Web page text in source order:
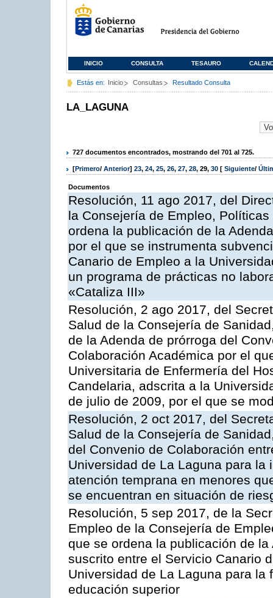
INICIO CONSULTA TESAURO
Estás en: Inicio Consultas Resultado Consulta
LA_LAGUNA
727 documentos encontrados, mostrando del 701 al 725.
[Primero/ Anterior] 23, 24, 25, 26, 27, 28, 29, 30 [ Siguiente/
Documentos
Resolución, 11 ago 2017, del
la Consejería de Empleo,
ordena la publicación de la
por el que se instrumenta
Canario de Empleo a la
un programa de prácticas no
«Cataliza III»
Resolución, 2 ago 2017, del
Salud de la Consejería de
de la Adenda de prórroga del
Colaboración Académica por el
Universitaria de Enfermería del
Candelaria, adscrita a la
de julio de 2009, por el que se
Resolución, 2 oct 2017, del
Salud de la Consejería de
del Convenio de Colaboración
Universidad de La Laguna para
atención temprana en menores
se encuentran en situación de
Resolución, 5 sep 2017, de la
Empleo de la Consejería de
que se ordena la publicación de
suscrito entre el Servicio Canario
Universidad de La Laguna para
educación superior